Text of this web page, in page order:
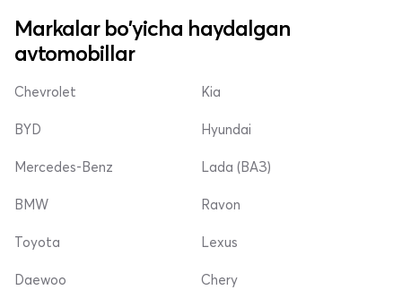
Markalar bo'yicha haydalgan
avtomobillar
Chevrolet
BYD
Mercedes-Benz
Kia
Hyundai
Lada (ВАЗ)
BMW
Toyota
Daewoo
Ravon
Lexus
Chery